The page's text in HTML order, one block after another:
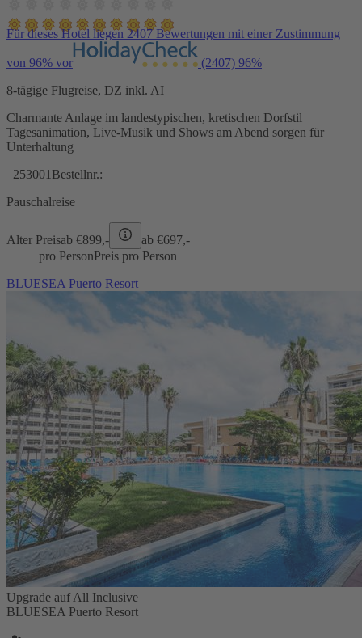
Für dieses Hotel liegen 2407 Bewertungen mit einer Zustimmung
von 96% vor (2407) 96%
8-tägige Flugreise, DZ inkl. AI
Charmante Anlage im landestypischen, kretischen Dorfstil
Tagesanimation, Live-Musik und Shows am Abend sorgen für
Unterhaltung
253001 Bestellnr.:
Pauschalreise
Alter Preisab €899,- ab €697,-
pro PersonPreis pro Person
BLUESEA Puerto Resort
Upgrade auf All Inclusive
BLUESEA Puerto Resort